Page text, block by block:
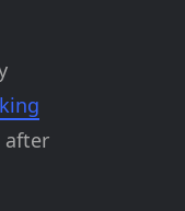
after